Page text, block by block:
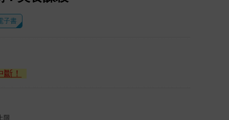
子書
！
限